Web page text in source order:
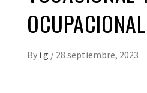
OCUPACIONAL
By i g / 28 septiembre, 2023